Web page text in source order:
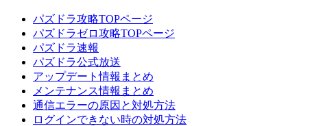
パズドラ攻略TOPページ
パズドラゼロ攻略TOPページ
パズドラ速報
パズドラ公式放送
アップデート情報まとめ
メンテナンス情報まとめ
通信エラーの原因と対処方法
ログインできない時の対処方法